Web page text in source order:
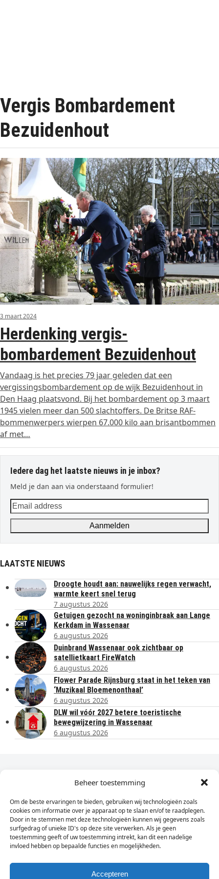
Beheer toestemming
Om de beste ervaringen te bieden, gebruiken wij technologieën zoals
cookies om informatie over je apparaat op te slaan en/of te raadplegen.
Door in te stemmen met deze technologieën kunnen wij gegevens zoals
surfgedrag of unieke ID's op deze site verwerken. Als je geen
toestemming geeft of uw toestemming intrekt, kan dit een nadelige
invloed hebben op bepaalde functies en mogelijkheden.
Accepteren
Vergis Bombardement
Bezuidenhout
3 maart 2024
Herdenking vergis-
bombardement Bezuidenhout
Vandaag is het precies 79 jaar geleden dat een
vergissingsbombardement op de wijk Bezuidenhout in
Den Haag plaatsvond. Bij het bombardement op 3 maart
1945 vielen meer dan 500 slachtoffers. De Britse RAF-
bommenwerpers wierpen 67.000 kilo aan brisantbommen
af met…
Iedere dag het laatste nieuws in je inbox?
Meld je dan aan via onderstaand formulier!
Email
address
Aanmelden
LAATSTE NIEUWS
Droogte houdt aan: nauwelijks regen verwacht,
warmte keert snel terug
7 augustus 2026
Getuigen gezocht na woninginbraak aan Lange
Kerkdam in Wassenaar
6 augustus 2026
Duinbrand Wassenaar ook zichtbaar op
satellietkaart FireWatch
6 augustus 2026
Flower Parade Rijnsburg staat in het teken van
‘Muzikaal Bloemenonthaal’
6 augustus 2026
DLW wil vóór 2027 betere toeristische
bewegwijzering in Wassenaar
6 augustus 2026
Dagelijks het laatste nieuws in je e-mail?
Vul
hier
je
e-
mailadres
in
Sign Up